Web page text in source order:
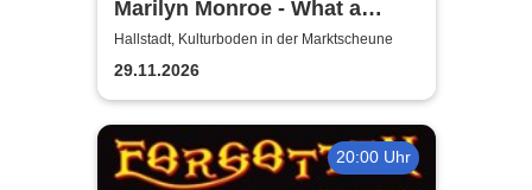
Marilyn Monroe - What a
Beautiful Dream | Fränkischer
Theatersommer
Hallstadt, Kulturboden in der Marktscheune
29.11.2026
20:00 Uhr